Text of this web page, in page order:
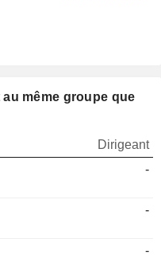
même groupe que
Dirigeant
-
-
-